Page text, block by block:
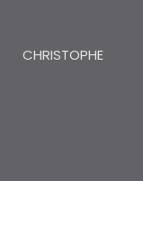
CHRISTOPHE